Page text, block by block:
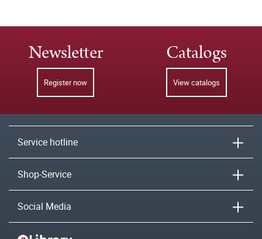
Newsletter
Register now
Catalogs
View catalogs
Service hotline
Shop-Service
Social Media